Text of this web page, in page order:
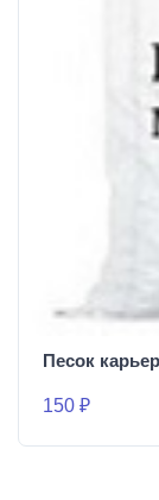
Песок
150 ₽